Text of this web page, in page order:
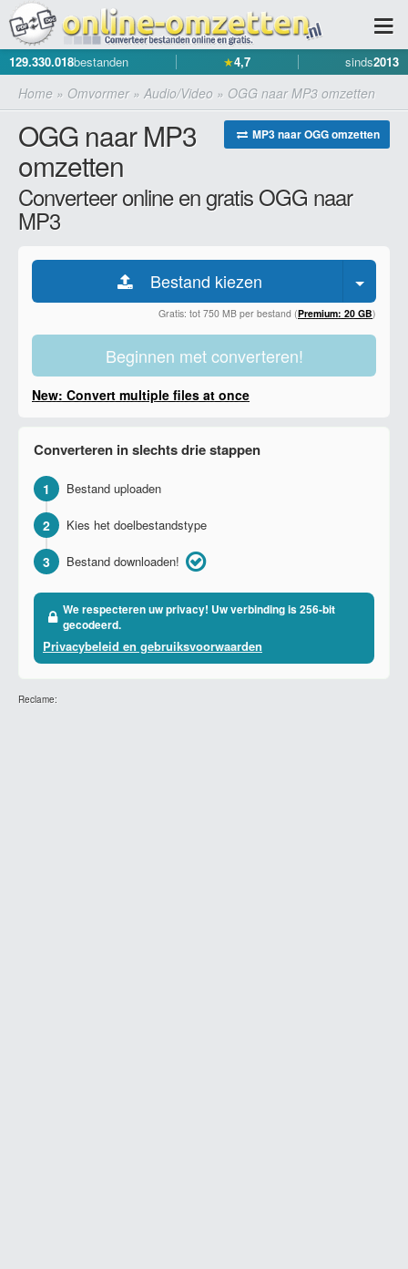
129.330.018bestanden ★4,7 sinds2013
Home » Omvormer» Audio/Video » OGG naar MP3 omzetten
MP3 naar OGG omzetten
OGG naar MP3
omzetten
Converteer online en gratis OGG naar
MP3
Bestand kiezen
Gratis: tot 750 MB per bestand (Premium: 20 GB)
Beginnen met converteren!
New: Convert multiple files at once
Converteren in slechts drie stappen
1 Bestand uploaden
2 Kies het doelbestandstype
3 Bestand downloaden!
We respecteren uw privacy! Uw verbinding is 256-bit
gecodeerd.
Privacybeleid en gebruiksvoorwaarden
Reclame: